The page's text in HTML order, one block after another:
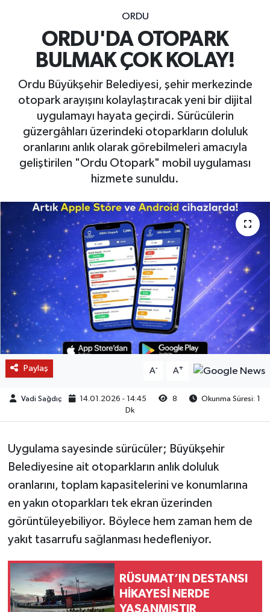
ORDU
ORDU'DA OTOPARK
BULMAK ÇOK KOLAY!
Ordu Büyükşehir Belediyesi, şehir merkezinde
otopark arayışını kolaylaştıracak yeni bir dijital
uygulamayı hayata geçirdi. Sürücülerin
güzergâhları üzerindeki otoparkların doluluk
oranlarını anlık olarak görebilmeleri amacıyla
geliştirilen "Ordu Otopark" mobil uygulaması
hizmete sunuldu.
Paylaş A- A+
Vadi Sağdıç 14.01.2026 - 14:45 8
Okunma Süresi: 1
Dk
Uygulama sayesinde sürücüler; Büyükşehir
Belediyesine ait otoparkların anlık doluluk
oranlarını, toplam kapasitelerini ve konumlarına
en yakın otoparkları tek ekran üzerinden
görüntüleyebiliyor. Böylece hem zaman hem de
yakıt tasarrufu sağlanması hedefleniyor.
RÜSUMAT’IN DESTANSI
HİKAYESİ NERDE
YAŞANMIŞTIR